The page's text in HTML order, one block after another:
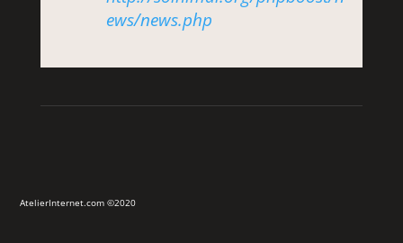
ews/news.php
AtelierInternet.com ©2020